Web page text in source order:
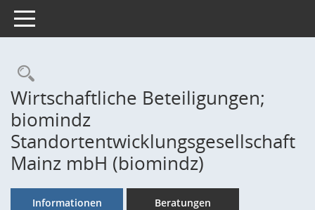
Toggle navigation
Rechercheauswahl
Wirtschaftliche Beteiligungen;
biomindz
Standortentwicklungsgesellschaft
Mainz mbH (biomindz)
Informationen Beratungen